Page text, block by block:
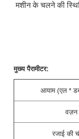
मशीन के चलने की
मुख्य पैरामीटर:
आयाम (एल *
वज़न
रजाई की